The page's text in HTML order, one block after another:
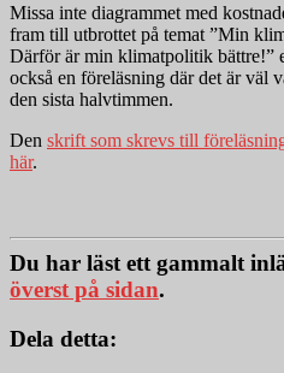
Missa inte diagrammet med
fram till utbrottet på temat ”Min
Därför är min klimatpolitik bättre!”
också en föreläsning där det är väl
den sista halvtimmen.
Den skrift som skrevs till
här.
Du har läst ett gammalt
överst på sidan.
Dela detta: